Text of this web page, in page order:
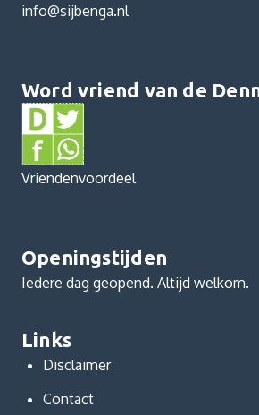
info@sijbenga.nl
Word vriend van de
Vriendenvoordeel
Openingstijden
Iedere dag geopend. Altijd welkom.
Links
Disclaimer
Contact